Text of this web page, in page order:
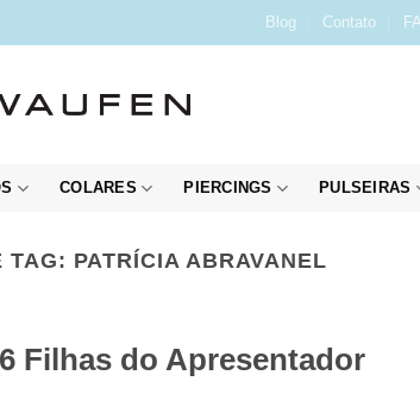
Blog Contato
COLARES PIERCINGS PULSEIRAS
TAG: PATRÍCIA ABRAVANEL
Filhas do Apresentador